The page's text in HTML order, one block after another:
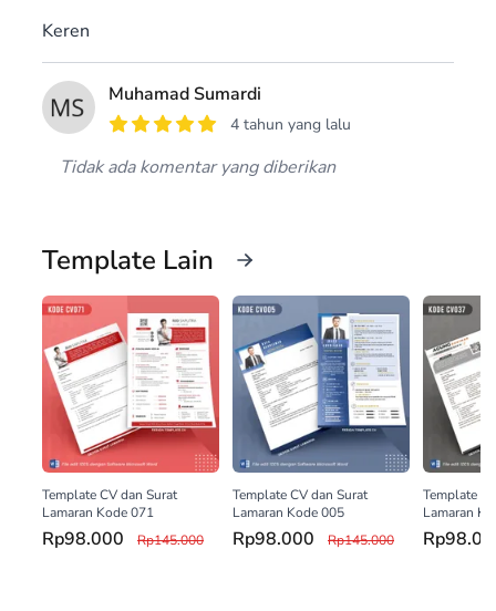
Keren
Muhamad Sumardi
4 tahun yang lalu
Tidak ada komentar yang diberikan
Template Lain
Template CV dan Surat
Lamaran Kode 071
Rp98.000 Rp145.000
Template CV dan Surat
Lamaran Kode 005
Rp98.000 Rp145.000
Template
Lamaran